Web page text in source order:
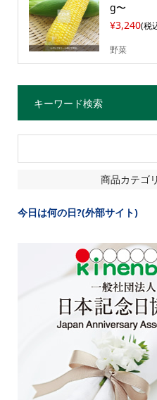
g〜
¥3,240(税
野菜
キーワード検索
商品カテゴ
今日は何の日?(外部サイト)